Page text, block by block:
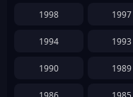
1998 1997
1994 1993
1990 1989